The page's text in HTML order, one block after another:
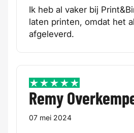
Ik heb al vaker bij
laten printen, omdat het
afgeleverd.
5 / 5
Remy
07 mei 2024